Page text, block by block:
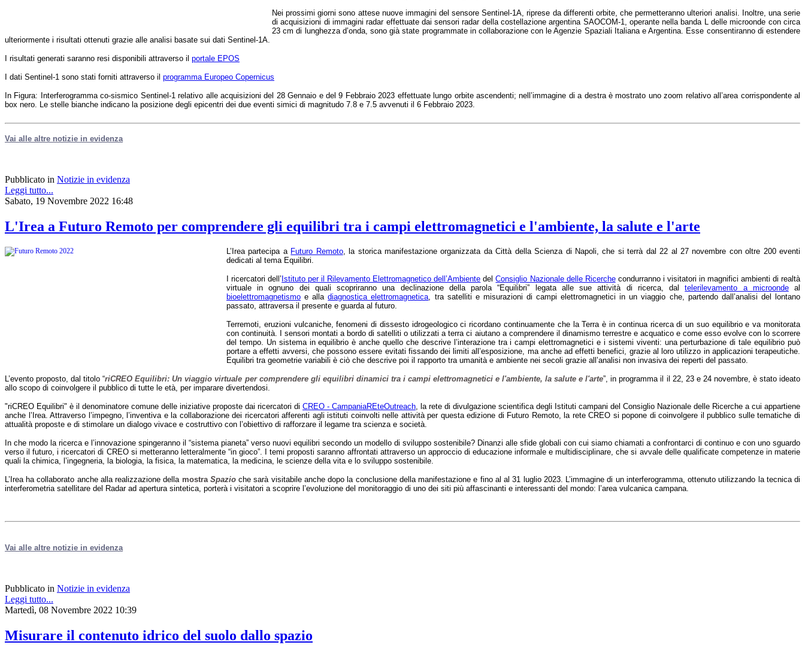
Nei prossimi giorni sono attese nuove immagini del sensore Sentinel-1A, riprese da differenti orbite, che permetteranno ulteriori analisi. Inoltre, una serie
di acquisizioni di immagini radar effettuate dai sensori radar della costellazione argentina SAOCOM-1, operante nella banda L delle microonde con circa
23 cm di lunghezza d’onda, sono già state programmate in collaborazione con le Agenzie Spaziali Italiana e Argentina. Esse consentiranno di estendere
ulteriormente i risultati ottenuti grazie alle analisi basate sui dati Sentinel-1A.
I risultati generati saranno resi disponibili attraverso il portale EPOS
I dati Sentinel-1 sono stati forniti attraverso il programma Europeo Copernicus
In Figura:
Interferogramma co-sismico Sentinel-1 relativo alle acquisizioni del 28 Gennaio e del 9 Febbraio 2023 effettuate lungo orbite ascendenti; nell’immagine di a destra è mostrato uno zoom relativo all’area corrispondente al
box nero. Le stelle bianche indicano la posizione degli epicentri dei due eventi simici di magnitudo 7.8 e 7.5 avvenuti il 6 Febbraio 2023.
Vai alle altre notizie in evidenza
Pubblicato in Notizie in evidenza
Leggi tutto...
Sabato, 19 Novembre 2022 16:48
L'Irea a Futuro Remoto per comprendere gli equilibri tra i campi elettromagnetici e l'ambiente, la salute e l'arte
L’Irea partecipa a Futuro Remoto,
la storica manifestazione organizzata da Città della Scienza di Napoli, che si terrà dal 22 al 27 novembre con oltre 200 eventi
dedicati al tema Equilibri.
I ricercatori dell’ Istituto per il Rilevamento Elettromagnetico dell’Ambiente delConsiglio Nazionale delle Ricerche condurranno i visitatori in magnifici ambienti di realtà
virtuale in ognuno dei quali scopriranno una declinazione della parola “Equilibri” legata alle sue attività di ricerca, dal
telerilevamento a microonde
al
bioelettromagnetismo e alla diagnostica elettromagnetica
tra satelliti e misurazioni di campi elettromagnetici in un viaggio che, partendo dall’analisi del lontano
passato, attraversa il presente e guarda al futuro.
Terremoti, eruzioni vulcaniche, fenomeni di dissesto idrogeologico ci ricordano continuamente che la Terra è in continua ricerca di un suo equilibrio e va monitorata
con continuità. I sensori montati a bordo di satelliti o utilizzati a terra ci aiutano a comprendere il dinamismo terrestre e acquatico e come esso evolve con lo scorrere
del tempo. Un sistema in equilibrio è anche quello che descrive l’interazione tra i campi elettromagnetici e i sistemi viventi: una perturbazione di tale equilibrio può
portare a effetti avversi, che possono essere evitati fissando dei limiti all’esposizione, ma anche ad effetti benefici, grazie al loro utilizzo in applicazioni terapeutiche.
Equilibri tra geometrie variabili è ciò che descrive poi il rapporto tra umanità e ambiente nei secoli grazie all’analisi non invasiva dei reperti del passato.
L’evento proposto, dal titolo “riCREO Equilibri: Un viaggio virtuale per comprendere gli equilibri dinamici tra i campi elettromagnetici e l'ambiente, la salute e l'arte”, in programma il il 22, 23 e 24 novembre, è stato ideato
allo scopo di coinvolgere il pubblico di tutte le età, per imparare divertendosi.
"riCREO Equilibri" è il denominatore comune delle iniziative proposte dai ricercatori di CREO - CampaniaREteOutreach
la rete di divulgazione scientifica degli Istituti campani del Consiglio Nazionale delle Ricerche a cui appartiene
anche l’Irea. Attraverso l’impegno, l’inventiva e la collaborazione dei ricercatori afferenti agli istituti coinvolti nelle attività per questa edizione di Futuro Remoto, la rete CREO si popone di coinvolgere il pubblico sulle tematiche di
attualità proposte e di stimolare un dialogo vivace e costruttivo con l’obiettivo di rafforzare il legame tra scienza e società.
In che modo la ricerca e l’innovazione spingeranno il “sistema pianeta” verso nuovi equilibri secondo un modello di sviluppo sostenibile? Dinanzi alle sfide globali con cui siamo chiamati a confrontarci di continuo e con uno sguardo
verso il futuro, i ricercatori di CREO si metteranno letteralmente “in gioco”. I temi proposti saranno affrontati attraverso un approccio di educazione informale e multidisciplinare, che si avvale delle qualificate competenze in materie
quali la chimica, l’ingegneria, la biologia, la fisica, la matematica, la medicina, le scienze della vita e lo sviluppo sostenibile.
L’Irea ha collaborato anche alla realizzazione della mostra Spazio che sarà visitabile anche dopo la conclusione della manifestazione e fino al al 31 luglio 2023. L’immagine di un interferogramma, ottenuto utilizzando la tecnica di
interferometria satellitare del Radar ad apertura sintetica, porterà i visitatori a scoprire l’evoluzione del monitoraggio di uno dei siti più affascinanti e interessanti del mondo: l’area vulcanica campana.
Vai alle altre notizie in evidenza
Pubblicato in Notizie in evidenza
Leggi tutto...
Martedì, 08 Novembre 2022 10:39
Misurare il contenuto idrico del suolo dallo spazio